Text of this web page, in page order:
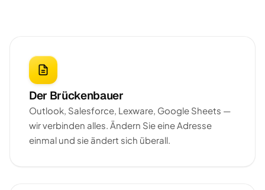
Der Brückenbauer
Outlook, Salesforce, Lexware, Google Sheets —
wir verbinden alles. Ändern Sie eine Adresse
einmal und sie ändert sich überall.